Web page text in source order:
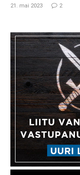
21. mai 2023 2